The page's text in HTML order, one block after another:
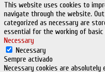
This website uses cookies to
navigate through the website.
categorized as necessary are
essential for the working of
Necessary
Necessary
Sempre activado
Necessary cookies are